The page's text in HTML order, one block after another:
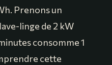
Prenons un
linge de 2 kW
consomme 1
cette